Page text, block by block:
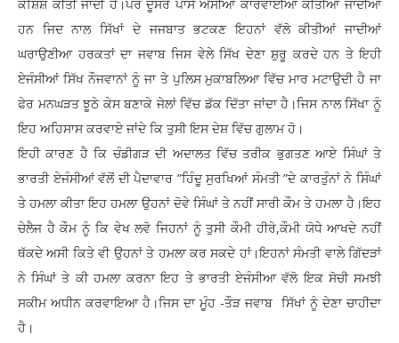
ਕੋਸ਼ਿਸ਼ ਕੀਤੀ ਜਾਂਦੀ ਹੈ।ਪਰ ਦੂਸਰੇ ਪਾਸੇ ਐਸੀਆ ਕਾਰਵਾਈਆ ਕੀਤੀਆ ਜਾਦੀਆਂ
ਹਨ ਜਿਦ ਨਾਲ ਸਿੱਖਾਂ ਦੇ ਜਜਬਾਤ ਭਟਕਣ ਇਹਨਾਂ ਵੱਲੋ ਕੀਤੀਆਂ ਜਾਦੀਆਂ
ਘਰਾਉਣੀਆ ਹਰਕਤਾਂ ਦਾ ਜਵਾਬ ਜਿਸ ਵੇਲੇ ਸਿੱਖ ਦੇਣਾ ਸ਼ੁਰੂ ਕਰਦੇ ਹਨ ਤੇ ਇਹੀ
ਏਜੰਸੀਆਂ ਸਿੱਖ ਨੌਜਵਾਨਾਂ ਨੂੰ ਜਾ ਤੇ ਪੁਲਿਸ ਮੁਕਾਬਲਿਆ ਵਿੱਚ ਮਾਰ ਮਟਾਉਦੀ ਹੈ ਜਾ
ਫੇਰ ਮਨਘੜਤ ਝੂਠੇ ਕੇਸ ਬਣਾਕੇ ਜੇਲਾਂ ਵਿੱਚ ਡੱਕ ਦਿੱਤਾ ਜਾਂਦਾ ਹੈ।ਜਿਸ ਨਾਲ ਸਿੱਖਾ ਨੂੰ
ਇਹ ਅਹਿਸਾਸ ਕਰਵਾਏ ਜਾਂਦੇ ਕਿ ਤੁਸੀ ਇਸ ਦੇਸ਼ ਵਿੱਚ ਗੁਲਾਮ ਹੋ।
ਇਹੀ ਕਾਰਣ ਹੈ ਕਿ ਚੰਡੀਗੜ ਦੀ ਅਦਾਲਤ ਵਿੱਚ ਤਰੀਕ ਭੁਗਤਣ ਆਏ ਸਿੰਘਾਂ ਤੇ
ਭਾਰਤੀ ਏਜੰਸੀਆਂ ਵੱਲੋਂ ਦੀ ਪੈਦਾਵਾਰ ”ਹਿੰਦੂ ਸੁਰਖਿਆਂ ਸੰਮਤੀ ”ਦੇ ਕਾਰਤੁੰਨਾਂ ਨੇ ਸਿੰਘਾਂ
ਤੇ ਹਮਲਾ ਕੀਤਾ ਇਹ ਹਮਲਾ ਉਹਨਾਂ ਦੋਵੇ ਸਿੰਘਾਂ ਤੇ ਨਹੀਂ ਸਾਰੀ ਕੌਮ ਤੇ ਹਮਲਾ ਹੈ।ਇਹ
ਚੇਲੈਜ ਹੈ ਕੌਮ ਨੂੰ ਕਿ ਵੇਖ ਲਵੋ ਜਿਹਨਾਂ ਨੂੰ ਤੁਸੀ ਕੌਮੀ ਹੀਰੇ,ਕੌਮੀ ਯੋਧੇ ਆਖਦੇ ਨਹੀਂ
ਥੱਕਦੇ ਅਸੀ ਕਿਤੇ ਵੀ ਉਹਨਾਂ ਤੇ ਹਮਲਾ ਕਰ ਸਕਦੇ ਹਾਂ।ਇਹਨਾਂ ਸੰਮਤੀ ਵਾਲੇ ਗਿੱਦੜਾਂ
ਨੇ ਸਿੰਘਾਂ ਤੇ ਕੀ ਹਮਲਾ ਕਰਨਾ ਇਹ ਤੇ ਭਾਰਤੀ ਏਜੰਸੀਆ ਵੱਲੋ ਇਕ ਸੋਚੀ ਸਮਝੀ
ਸਕੀਮ ਅਧੀਨ ਕਰਵਾਇਆ ਹੈ।ਜਿਸ ਦਾ ਮੂੰਹ -ਤੌੜ ਜਵਾਬ ਸਿੱਖਾਂ ਨੂੰ ਦੇਣਾ ਚਾਹੀਦਾ
ਹੈ।